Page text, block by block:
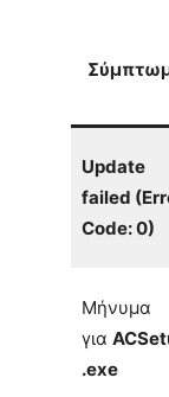
Update
failed
Code: 0)
Μήνυμα
για
.exe